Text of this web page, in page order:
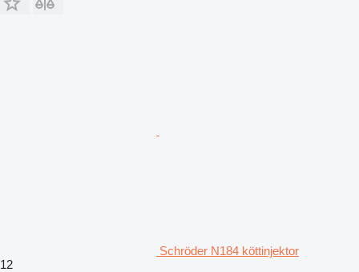
Schröder N184 köttinjektor
12